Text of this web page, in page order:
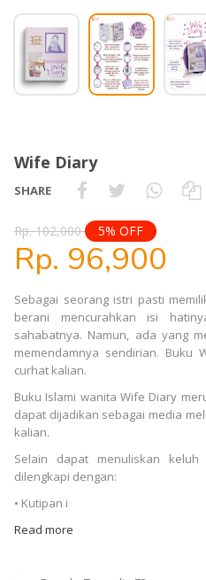
Wife Diary
SHARE
Rp. 102,000 5% OFF
Rp. 96,900
Sebagai seorang istri pasti
berani mencurahkan isi
sahabatnya. Namun, ada yang
memendamnya sendirian. Buku
curhat kalian.
Buku Islami wanita Wife Diary
dapat dijadikan sebagai media
kalian.
Selain dapat menuliskan
dilengkapi dengan:
• Kutipan i
Read more